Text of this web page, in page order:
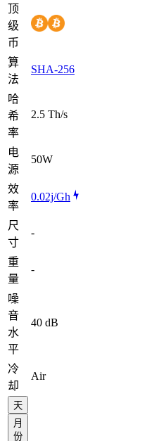
顶
级
币
算
法
SHA-256
哈
希
率
2.5 Th/s
电
源
50W
效
率
0.02j/Gh
尺
寸
-
重
量
-
噪
音
水
平
40 dB
冷
却
Air
天
月
份